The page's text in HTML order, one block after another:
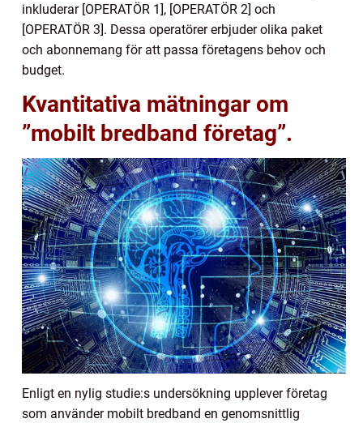
inkluderar [OPERATÖR 1], [OPERATÖR 2] och
[OPERATÖR 3]. Dessa operatörer erbjuder olika paket
och abonnemang för att passa företagens behov och
budget.
Kvantitativa mätningar om
”mobilt bredband företag”.
Enligt en nylig studie:s undersökning upplever företag
som använder mobilt bredband en genomsnittlig